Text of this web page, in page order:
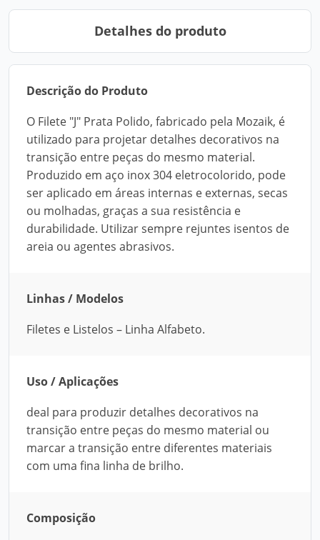
Detalhes do produto
Descrição do Produto
O Filete "J" Prata Polido, fabricado pela Mozaik, é
utilizado para projetar detalhes decorativos na
transição entre peças do mesmo material.
Produzido em aço inox 304 eletrocolorido, pode
ser aplicado em áreas internas e externas, secas
ou molhadas, graças a sua resistência e
durabilidade. Utilizar sempre rejuntes isentos de
areia ou agentes abrasivos.
Linhas / Modelos
Filetes e Listelos – Linha Alfabeto.
Uso / Aplicações
deal para produzir detalhes decorativos na
transição entre peças do mesmo material ou
marcar a transição entre diferentes materiais
com uma fina linha de brilho.
Composição